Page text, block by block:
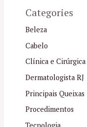
Categories
Beleza
Cabelo
Clínica e Cirúrgica
Dermatologista RJ
Principais Queixas
Procedimentos